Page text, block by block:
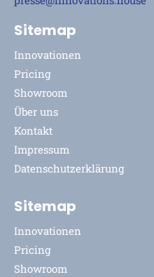
Sitemap
Innovationen
Pricing
Showroom
Über uns
Kontakt
Impressum
Datenschutzerklärung
Sitemap
Innovationen
Pricing
Showroom